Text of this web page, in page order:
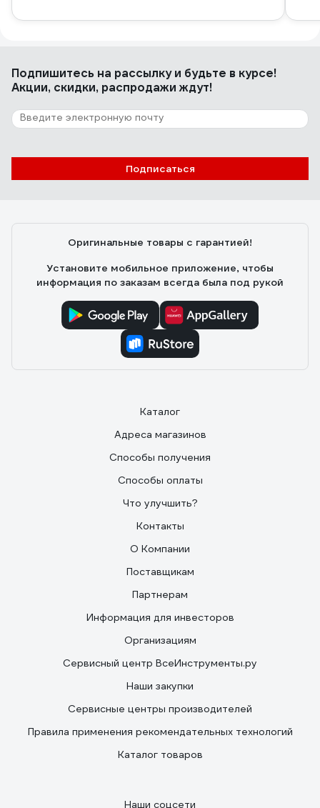
Подпишитесь на рассылкуи будьте в курсе!
Акции, скидки, распродажи ждут!
Подписаться
Оригинальные товары с гарантией!
Установите мобильное приложение, чтобы
информация по заказам всегда была под рукой
Каталог
Адреса магазинов
Способы получения
Способы оплаты
Что улучшить?
Контакты
О Компании
Поставщикам
Партнерам
Информация для инвесторов
Организациям
Сервисный центр ВсеИнструменты.ру
Наши закупки
Сервисные центры производителей
Правила применения рекомендательных технологий
Каталог товаров
Наши соцсети